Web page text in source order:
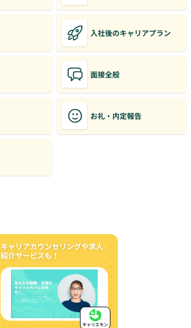
入社後のキャリアプラン
面接全般
お礼・内定報告
キャリアカウンセリングや求人
紹介サービスも！
キャリエモン